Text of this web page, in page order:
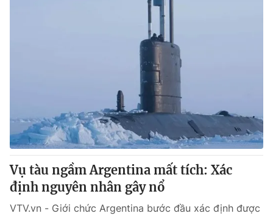
Vụ tàu ngầm Argentina mất tích: Xác
định nguyên nhân gây nổ
VTV.vn - Giới chức Argentina bước đầu xác định được